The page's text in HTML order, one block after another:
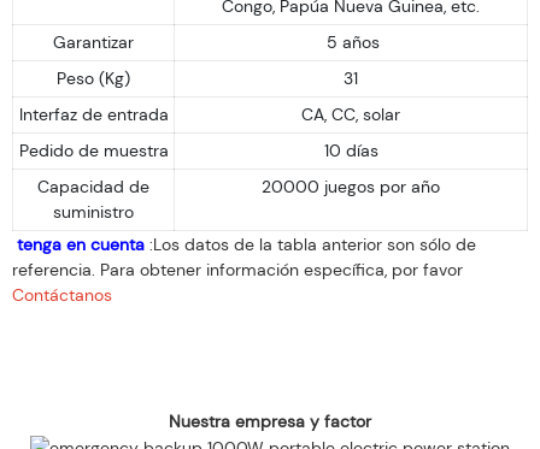
Congo, Papúa Nueva Guinea, etc.
Garantizar
5 años
Peso (Kg)
31
Interfaz de entrada
CA, CC, solar
Pedido de muestra
10 días
Capacidad de
suministro
20000 juegos por año
tenga en cuenta :Los datos de la tabla anterior son sólo de
referencia. Para obtener información específica, por favor
Contáctanos
Nuestra empresa y factor